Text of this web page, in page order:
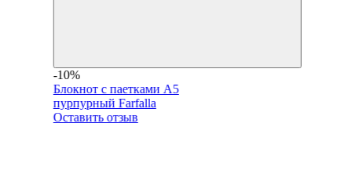
-10%
Блокнот с паетками А5
пурпурный Farfalla
Оставить отзыв